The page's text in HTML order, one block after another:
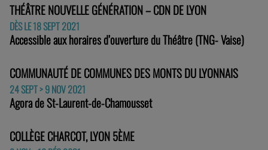
THÉÂTRE NOUVELLE GÉNÉRATION – CDN DE LYON
DÈS LE 18 SEPT 2021
Accessible aux horaires d’ouverture du Théâtre (TNG- Vaise)
COMMUNAUTÉ DE COMMUNES DES MONTS DU LYONNAIS
24 SEPT > 9 NOV 2021
Agora de St-Laurent-de-Chamousset
COLLÈGE CHARCOT, LYON 5ÈME